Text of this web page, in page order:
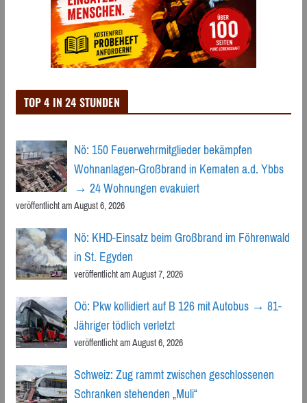
TOP 4 IN 24 STUNDEN
Nö: 150 Feuerwehrmitglieder bekämpfen
Wohnanlagen-Großbrand in Kematen a.d. Ybbs
→ 24 Wohnungen evakuiert
veröffentlicht am August 6, 2026
Nö: KHD-Einsatz beim Großbrand im Föhrenwald
in St. Egyden
veröffentlicht am August 7, 2026
Oö: Pkw kollidiert auf B 126 mit Autobus → 81-
Jähriger tödlich verletzt
veröffentlicht am August 6, 2026
Schweiz: Zug rammt zwischen geschlossenen
Schranken stehenden „Muli“